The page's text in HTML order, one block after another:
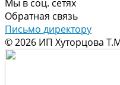
Мы в соц. сетях
Обратная связь
Письмо директору
© 2026 ИП Хуторцова